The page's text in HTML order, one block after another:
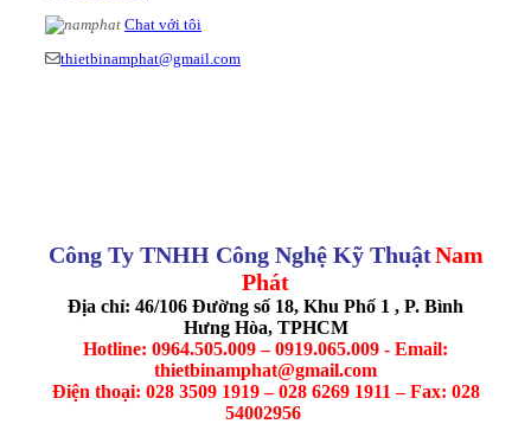
Chat với tôi
thietbinamphat@gmail.com
Công Ty TNHH Công Nghệ Kỹ ThuậtNam
Phát
Địa chỉ: 46/106 Đường số 18, Khu Phố 1 , P. Bình
Hưng Hòa, TPHCM
Hotline: 0964.505.009 – 0919.065.009 - Email:
thietbinamphat@gmail.com
Điện thoại: 028 3509 1919 – 028 6269 1911 – Fax: 028
54002956